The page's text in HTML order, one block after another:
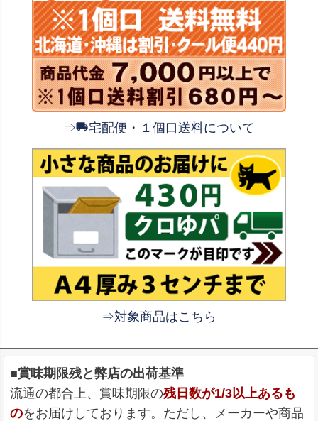
⇒ 宅配便・１個口送料について
⇒対象商品はこちら
■賞味期限残と弊店の出荷基準
流通の都合上、賞味期限の残日数が1/3以上あるも
のをお届けしております。ただし、メーカーや商品